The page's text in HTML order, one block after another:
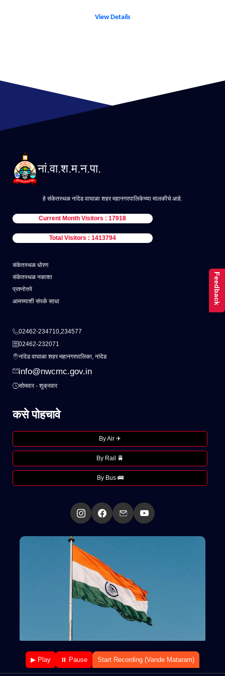
View Details
नां.वा.श.म.न.पा.
हे संकेतस्थळ नांदेड वाघाळा शहर महानगरपालिकेच्या मालकीचे आहे.
Current Month Visitors : 17918
Total Visitors : 1413794
संकेतस्थळ धोरण
संकेतस्थळ नकाशा
प्रश्नोत्तरे
आमच्याशी संपर्क साधा
02462-234710,234577
02462-232071
नांदेड वाघाळा शहर महानगरपालिका, नांदेड
info@nwcmc.gov.in
सोमवार - शुक्रवार
कसे पोहचावे
By Air ✈
By Rail 🚆
By Bus 🚌
▶ Play ⏸ Pause Start Recording (Vande Mataram)
Feedback